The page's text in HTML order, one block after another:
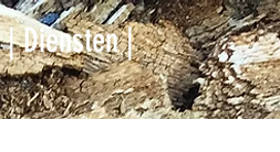
| Diensten |